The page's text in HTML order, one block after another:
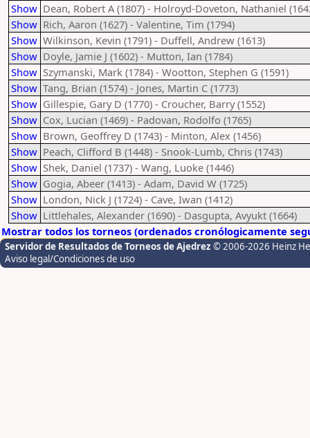
Show Dean, Robert A (1807) - Holroyd-Doveton, Nathaniel
Show Rich, Aaron (1627) - Valentine, Tim (1794)
Show Wilkinson, Kevin (1791) - Duffell, Andrew (1613)
Show Doyle, Jamie J (1602) - Mutton, Ian (1784)
Show Szymanski, Mark (1784) - Wootton, Stephen G (1591)
Show Tang, Brian (1574) - Jones, Martin C (1773)
Show Gillespie, Gary D (1770) - Croucher, Barry (1552)
Show Cox, Lucian (1469) - Padovan, Rodolfo (1765)
Show Brown, Geoffrey D (1743) - Minton, Alex (1456)
Show Peach, Clifford B (1448) - Snook-Lumb, Chris (1743)
Show Shek, Daniel (1737) - Wang, Luoke (1446)
Show Gogia, Abeer (1413) - Adam, David W (1725)
Show London, Nick J (1724) - Cave, Iwan (1412)
Show Littlehales, Alexander (1690) - Dasgupta, Avyukt (1664)
Mostrar todos los torneos (ordenados cronólogicamente
Servidor de Resultados de Torneos de Ajedrez © 2006-2026 Heinz
Aviso legal/Condiciones de uso